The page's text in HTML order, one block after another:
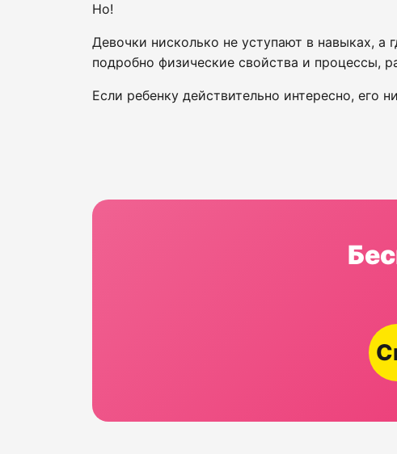
Но!
Девочки нисколько не уступают в навыках, а
подробно физические свойства и процессы,
Если ребенку действительно интересно, его